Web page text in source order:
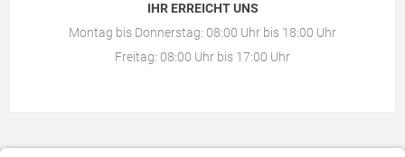
IHR ERREICHT UNS
Montag bis Donnerstag: 08:00 Uhr bis 18:00 Uhr
Freitag: 08:00 Uhr bis 17:00 Uhr